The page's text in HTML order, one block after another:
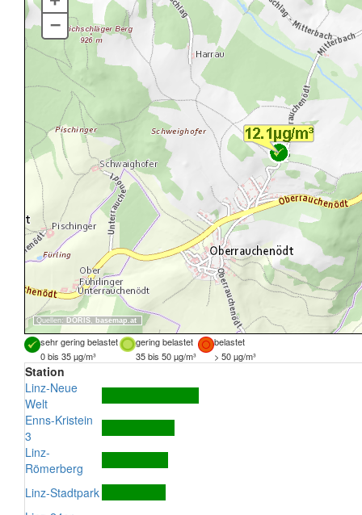
Quellen: DORIS, basemap.at
–
sehr gering belastet gering belastet
belastet
0 bis 35 µg/m³
35 bis 50 µg/m³ > 50 µg/m³
Station
Linz-Neue
Welt
Enns-Kristein
3
Linz-
Römerberg
Linz-Stadtpark